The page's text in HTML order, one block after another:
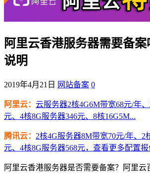
阿里云香港服务器需要备
说明
2019年4月21日 网站备案 0
阿里云： 云服务器2核4G6M带宽68元/年
元、4核8G服务器346元、8核16G5M...
腾讯云： 2核4G服务器8M带宽70元/年、2
元、4核8G服务器568元，查看更多配置报
阿里云香港服务器是否需要备案？阿里云